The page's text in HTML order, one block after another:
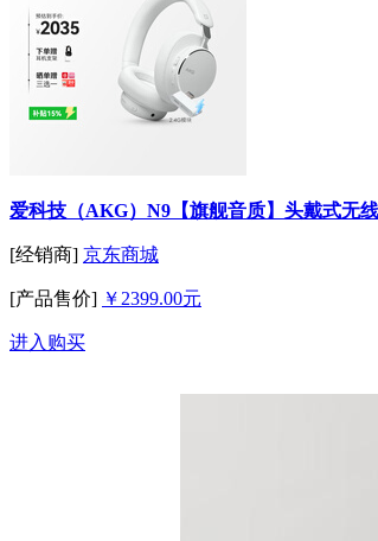
爱科技（AKG）N9【旗舰音质】头戴式无
[经销商] 京东商城
[产品售价] ￥2399.00元
进入购买